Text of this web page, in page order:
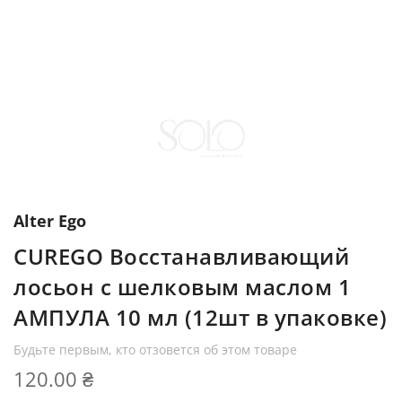
Alter Ego
CUREGO Восстанавливающий
лосьон с шелковым маслом 1
АМПУЛА 10 мл (12шт в упаковке)
Будьте первым, кто отзовется об этом товаре
120.00 ₴